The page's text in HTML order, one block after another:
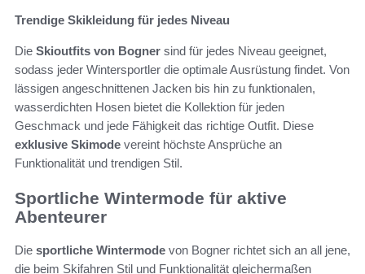
Trendige Skikleidung für jedes Niveau
Die Skioutfits von Bogner sind für jedes Niveau geeignet,
sodass jeder Wintersportler die optimale Ausrüstung findet. Von
lässigen angeschnittenen Jacken bis hin zu funktionalen,
wasserdichten Hosen bietet die Kollektion für jeden
Geschmack und jede Fähigkeit das richtige Outfit. Diese
exklusive Skimode vereint höchste Ansprüche an
Funktionalität und trendigen Stil.
Sportliche Wintermode für aktive
Abenteurer
Die sportliche Wintermode von Bogner richtet sich an all jene,
die beim Skifahren Stil und Funktionalität gleichermaßen